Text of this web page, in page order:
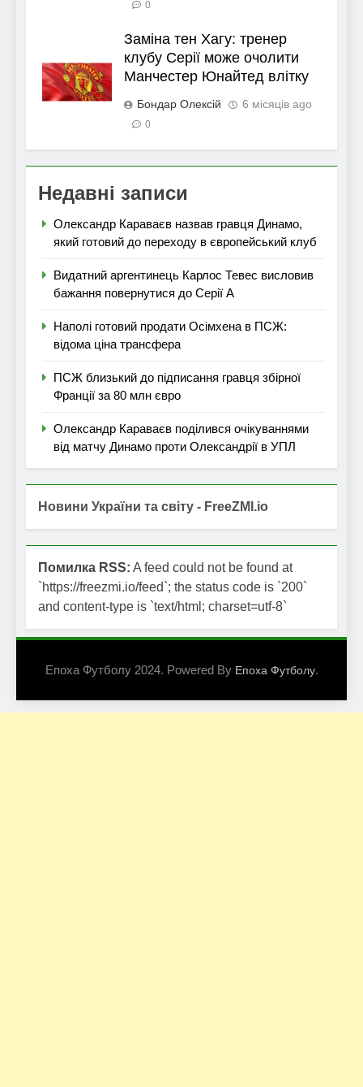
0
Заміна тен Хагу: тренер
клубу Серії може очолити
Манчестер Юнайтед влітку
Бондар Олексій 6 місяців ago
0
Недавні записи
Олександр Караваєв назвав гравця Динамо,
який готовий до переходу в європейський клуб
Видатний аргентинець Карлос Тевес висловив
бажання повернутися до Серії А
Наполі готовий продати Осімхена в ПСЖ:
відома ціна трансфера
ПСЖ близький до підписання гравця збірної
Франції за 80 млн євро
Олександр Караваєв поділився очікуваннями
від матчу Динамо проти Олександрії в УПЛ
Новини України та світу - FreeZMI.io
Помилка RSS: A feed could not be found at
`https://freezmi.io/feed`; the status code is `200`
and content-type is `text/html; charset=utf-8`
Епоха Футболу 2024. Powered By Епоха Футболу.